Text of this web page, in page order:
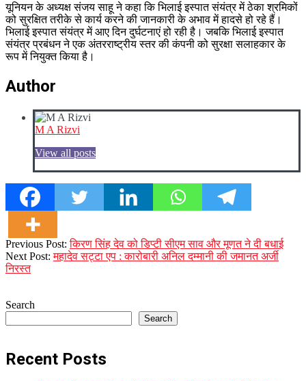
यूनियन के अध्यक्ष संजय साहू ने कहा कि भिलाई इस्पात संयंत्र में ठेका श्रमिकों
को सुरक्षित तरीके से कार्य करने की जानकारी के अभाव में हादसे हो रहे हैं।
भिलाई इस्पात संयंत्र में आए दिन दुर्घटनाएं हो रही है। जबकि भिलाई इस्पात
संयंत्र प्रबंधन ने एक अंतरराष्ट्रीय स्तर की कंपनी को सुरक्षा सलाहकार के
रूप में नियुक्त किया है।
Author
M A Rizvi
View all posts
2023-
12-
21
Previous Post:किरण सिंह देव को डिप्टी सीएम साव और मूणत ने दी बधाई
Next Post:महादेव सट्टा एप : कारोबारी अनिल दम्मानी की जमानत अर्जी
निरस्त
Search
Search
Recent Posts